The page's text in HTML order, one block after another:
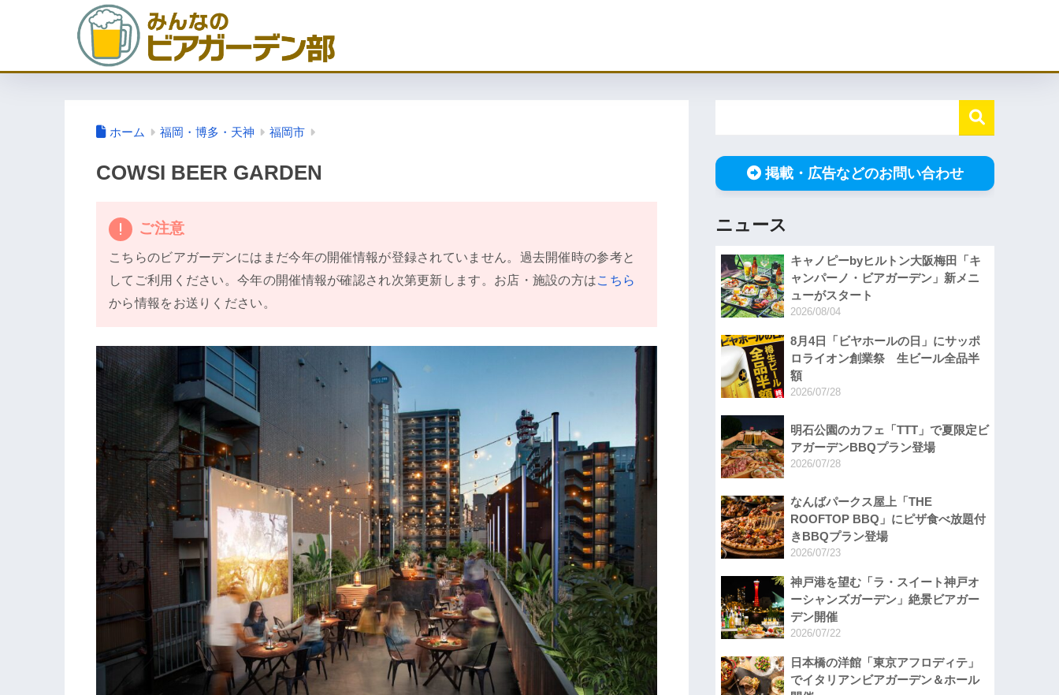
ホーム 福岡・博多・天神 福岡市
COWSI BEER GARDEN
ご注意
こちらのビアガーデンにはまだ今年の開催情報が登録されていません。過去開催時の参考と
してご利用ください。今年の開催情報が確認され次第更新します。お店・施設の方はこちら
から情報をお送りください。
掲載・広告などのお問い合わせ
ニュース
キャノピーbyヒルトン大阪梅田「キ
ャンパーノ・ビアガーデン」新メニ
ューがスタート
2026/08/04
8月4日「ビヤホールの日」にサッポ
ロライオン創業祭 生ビール全品半
額
2026/07/28
明石公園のカフェ「TTT」で夏限定ビ
アガーデンBBQプラン登場
2026/07/28
なんばパークス屋上「THE
ROOFTOP BBQ」にピザ食べ放題付
きBBQプラン登場
2026/07/23
神戸港を望む「ラ・スイート神戸オ
ーシャンズガーデン」絶景ビアガー
デン開催
2026/07/22
日本橋の洋館「東京アフロディテ」
でイタリアンビアガーデン＆ホール